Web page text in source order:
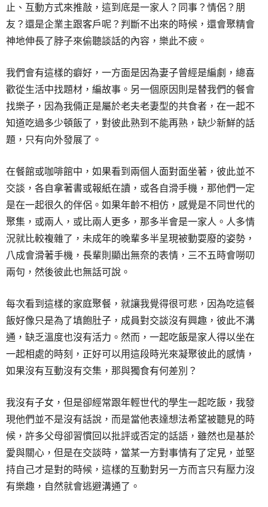
止、互動方式來推敲，這到底是一家人？同事？情侶？朋
友？還是企業主跟客戶呢？判斷不出來的時候，還會聚精會
神地伸長了脖子來偷聽談話的內容，樂此不疲。
我們會有這樣的癖好，一方面是因為妻子曾經是編劇，總喜
歡從生活中找題材，編故事。另一個原因則是替我們的餐會
找樂子，因為我倆正是屬於老夫老妻型的共食者，在一起不
知道吃過多少頓飯了，對彼此熟到不能再熟，缺少新鮮的話
題，只有向外發展了。
在餐館或咖啡館中，如果看到兩個人面對面坐著，彼此並不
交談，各自拿著書或報紙在讀，或各自滑手機，那他們一定
是在一起很久的伴侶。如果年齡不相仿，感覺是不同世代的
聚集，或兩人，或比兩人更多，那多半會是一家人。人多情
況就比較複雜了，未成年的晚輩多半呈現被動耍廢的姿勢，
八成會滑著手機，長輩則顯出無奈的表情，三不五時會嘮叨
兩句，然後彼此也無話可說。
每次看到這樣的家庭聚餐，就讓我覺得很可悲，因為吃這餐
飯好像只是為了填飽肚子，成員對交談沒有興趣，彼此不溝
通，缺乏溫度也沒有活力。然而，一起吃飯是家人得以坐在
一起相處的時刻，正好可以用這段時光來凝聚彼此的感情，
如果沒有互動沒有交集，那與獨食有何差別？
我沒有子女，但是卻經常跟年輕世代的學生一起吃飯，我發
現他們並不是沒有話說，而是當他表達想法希望被聽見的時
候，許多父母卻習慣回以批評或否定的話語，雖然也是基於
愛與關心，但是在交談時，當某一方對事情有了定見，並堅
持自己才是對的時候，這樣的互動對另一方而言只有壓力沒
有樂趣，自然就會逃避溝通了。